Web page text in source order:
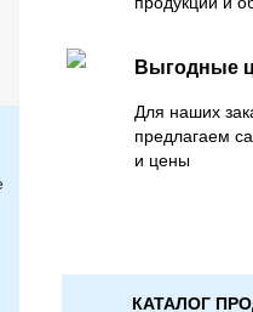
Выгодные
Для наших
предлагаем
и цены
КАТАЛОГ